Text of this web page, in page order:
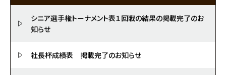
シニア選手権トーナメント表１回戦の結果の掲載完了のお
知らせ
社長杯成績表 掲載完了のお知らせ